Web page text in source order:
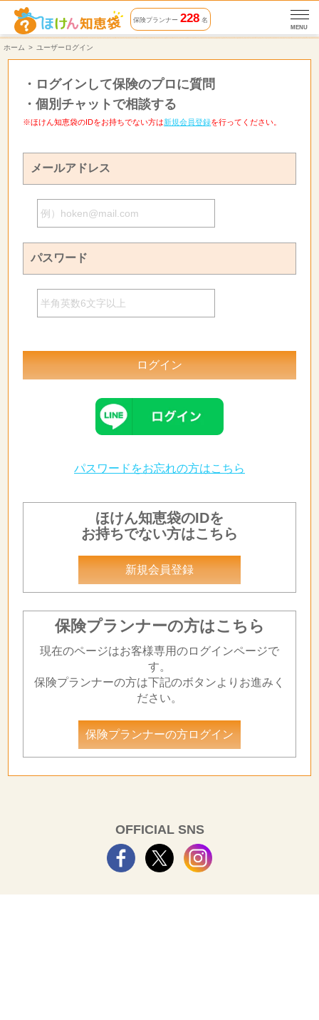
保険プランナー228 名
MENU
ホーム ユーザーログイン
・ ログインして保険のプロに質問
・個別チャットで相談する
※ほけん知恵袋のIDをお持ちでない方は新規会員登録を行ってください。
メールアドレス
パスワード
パスワードをお忘れの方はこちら
ほけん知恵袋のIDを
お持ちでない方はこちら
新規会員登録
保険プランナーの方はこちら
現在のページはお客様専用のログインページで
す。
保険プランナーの方は下記のボタンよりお進みく
ださい。
保険プランナーの方ログイン
OFFICIAL SNS